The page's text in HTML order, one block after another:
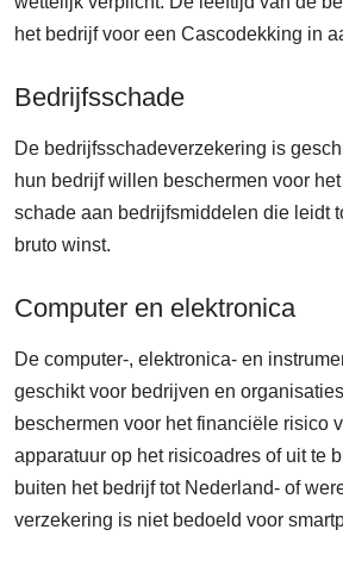
het bedrijf voor een Cascodekking in
Bedrijfsschade
De bedrijfsschadeverzekering is
hun bedrijf willen beschermen voor
schade aan bedrijfsmiddelen die leidt
bruto winst.
Computer en elektronica
De computer-, elektronica- en
geschikt voor bedrijven en
beschermen voor het financiële risico
apparatuur op het risicoadres of uit te
buiten het bedrijf tot Nederland- of
verzekering is niet bedoeld voor